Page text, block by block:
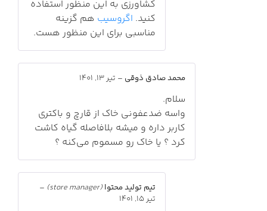
کشاورزی به این منظور استفاده
کنید. اگروسیب هم گزینه
مناسبی برای این منظور هست.
محمد صادق ذوقی – تیر 13, 1401
سلام.
واسه ضدعفونی خاک از قارچ و باکتری
کاربر داره و میشه بلافاصله گیاه کاشت
کرد ؟ یا خاک رو مسموم می‌کنه ؟
تیم تولید محتوا (store manager)
–
تیر 15, 1401